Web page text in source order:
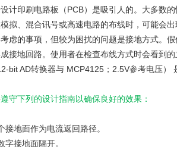
印刷电路板（PCB）是吸引人的。大多数的
拟、混合讯号或高速电路的布线时，可能会
的事项，但较为困扰的问题是接地方式。假
接地回路。使用者在检查布线方式时会看到
bit AD转换器与 MCP4125；2.5V参考电压
守下列的设计指南以确保良好的效果：
地面作为电流返回路径。
接地面隔开。